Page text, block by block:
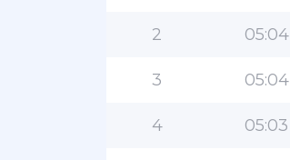
2 05:04
3 05:04
4 05:03